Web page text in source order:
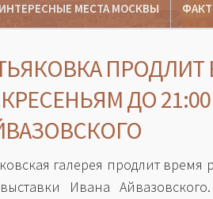
ИНТЕРЕСНЫЕ МЕСТА МОСКВЫ
ДО
галерея продлит время
Ивана